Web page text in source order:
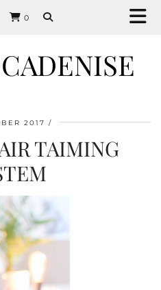
0
2017
TAIMING